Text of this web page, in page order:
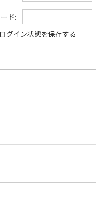
ド:
ログイン状態を保存する